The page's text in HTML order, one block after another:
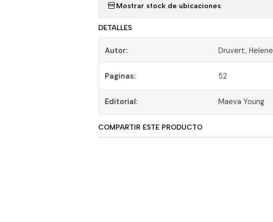
Mostrar stock de ubicaciones
DETALLES
Autor: Druvert, Helene
Paginas: 52
Editorial: Maeva Young
COMPARTIR ESTE PRODUCTO